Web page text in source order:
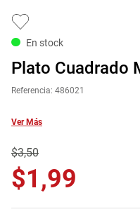
En stock
Plato Cuadrado
Referencia: 486021
Ver Más
$3,50
$1 ,99
.
9.
comoda
10. sofa